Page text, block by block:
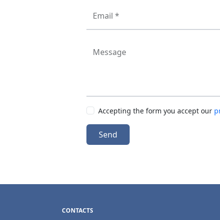
Email *
Message
Accepting the form you accept our
Send
CONTACTS